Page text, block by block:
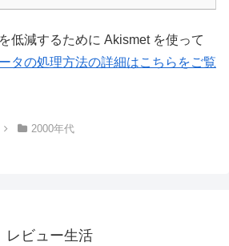
低減するために Akismet を使って
タの処理方法の詳細はこちらをご覧
2000年代
レビュー生活